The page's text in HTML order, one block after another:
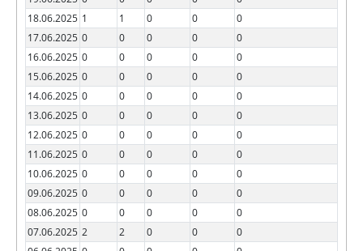
18.06.2025 1 1 0 0
0
17.06.2025 0 0 0 0
0
16.06.2025 0 0 0 0
0
15.06.2025 0 0 0 0
0
14.06.2025 0 0 0 0
0
13.06.2025 0 0 0 0
0
12.06.2025 0 0 0 0
0
11.06.2025 0 0 0 0
0
10.06.2025 0 0 0 0
0
09.06.2025 0 0 0 0
0
08.06.2025 0 0 0 0
0
07.06.2025 2 2 0 0
0